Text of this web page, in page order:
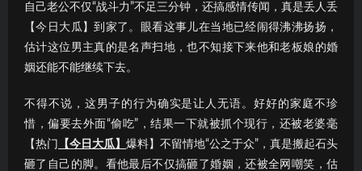
自己老公不仅“战斗力”不足三分钟，还搞感情传闻，真是丢人丢
【今日大瓜】到家了。眼看这事儿在当地已经闹得沸沸扬扬，
估计这位男主真的是名声扫地，也不知接下来他和老板娘的婚
姻还能不能继续下去。
不得不说，这男子的行为确实是让人无语。好好的家庭不珍
惜，偏要去外面“偷吃”，结果一下就被抓个现行，还被老婆毫
【热门
【今日大瓜】 爆料】不留情地“公之于众”，真是搬起石头
砸了自己的脚。看他最后不仅搞砸了婚姻，还被全网嘲笑，估